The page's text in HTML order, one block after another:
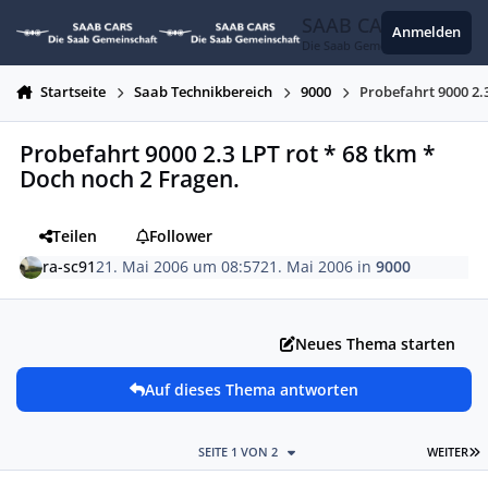
SAAB CARS
Die Saab Gemeinschaft
Anmelden
Startseite Saab Technikbereich 9000 Probefahrt 9000
Probefahrt 9000 2.3 LPT rot * 68 tkm *
Doch noch 2 Fragen.
Teilen
Follower
ra-sc9121. Mai 2006 um 08:5721. Mai 2006 in9000
Neues Thema starten
Auf dieses Thema antworten
WEITER
SEITE 1 VON 2